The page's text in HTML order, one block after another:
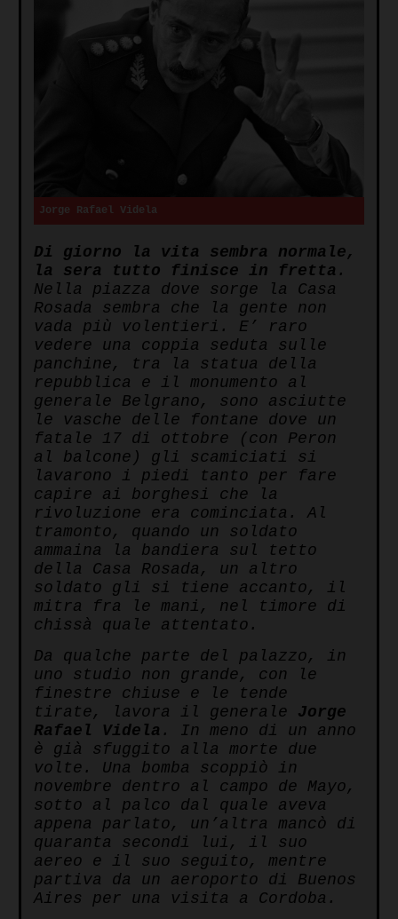
Jorge Rafael Videla
Di giorno la vita sembra normale,
la sera tutto finisce in fretta .
Nella piazza dove sorge la Casa
Rosada sembra che la gente non
vada più volentieri. E’ raro
vedere una coppia seduta sulle
panchine, tra la statua della
repubblica e il monumento al
generale Belgrano, sono asciutte
le vasche delle fontane dove un
fatale 17 di ottobre (con Peron
al balcone) gli scamiciati si
lavarono i piedi tanto per fare
capire ai borghesi che la
rivoluzione era cominciata. Al
tramonto, quando un soldato
ammaina la bandiera sul tetto
della Casa Rosada, un altro
soldato gli si tiene accanto, il
mitra fra le mani, nel timore di
chissà quale attentato.
Da qualche parte del palazzo, in
uno studio non grande, con le
finestre chiuse e le tende
tirate, lavora il generale Jorge
Rafael Videla . In meno di un anno
è già sfuggito alla morte due
volte. Una bomba scoppiò in
novembre dentro al campo de Mayo,
sotto al palco dal quale aveva
appena parlato, un’altra mancò di
quaranta secondi lui, il suo
aereo e il suo seguito, mentre
partiva da un aeroporto di Buenos
Aires per una visita a Cordoba.